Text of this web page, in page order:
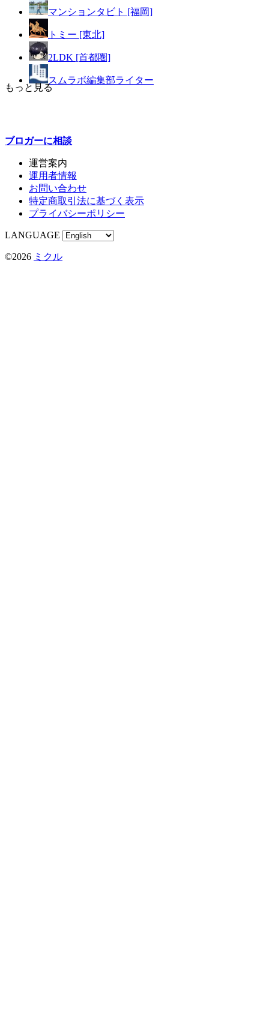
マンションタビト [福岡]
トミー [東北]
2LDK [首都圏]
スムラボ編集部ライター
もっと見る
ブロガーに相談
運営案内
運用者情報
お問い合わせ
特定商取引法に基づく表示
プライバシーポリシー
LANGUAGE
©2026 ミクル